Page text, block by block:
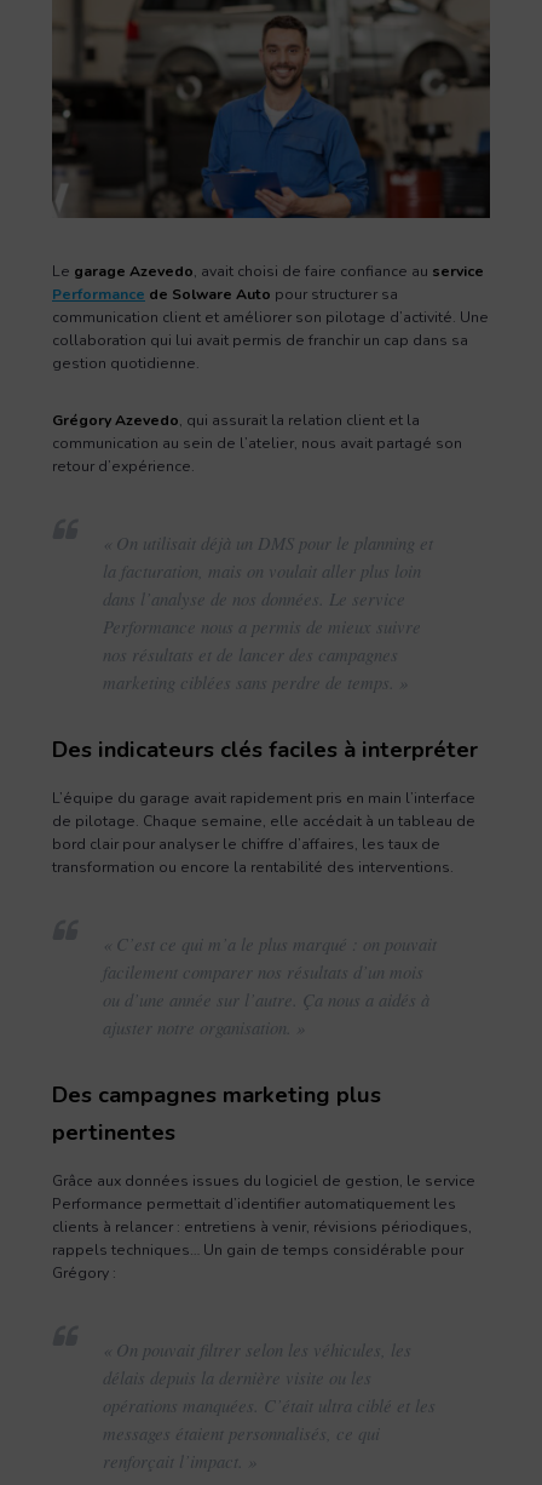
Le garage Azevedo, avait choisi de faire confiance au service
Performance de Solware Auto pour structurer sa
communication client et améliorer son pilotage d’activité. Une
collaboration qui lui avait permis de franchir un cap dans sa
gestion quotidienne.
Grégory Azevedo, qui assurait la relation client et la
communication au sein de l’atelier, nous avait partagé son
retour d’expérience.
« On utilisait déjà un DMS pour le planning et
la facturation, mais on voulait aller plus loin
dans l’analyse de nos données. Le service
Performance nous a permis de mieux suivre
nos résultats et de lancer des campagnes
marketing ciblées sans perdre de temps. »
Des indicateurs clés faciles à interpréter
L’équipe du garage avait rapidement pris en main l’interface
de pilotage. Chaque semaine, elle accédait à un tableau de
bord clair pour analyser le chiffre d’affaires, les taux de
transformation ou encore la rentabilité des interventions.
« C’est ce qui m’a le plus marqué : on pouvait
facilement comparer nos résultats d’un mois
ou d’une année sur l’autre. Ça nous a aidés à
ajuster notre organisation. »
Des campagnes marketing plus
pertinentes
Grâce aux données issues du logiciel de gestion, le service
Performance permettait d’identifier automatiquement les
clients à relancer : entretiens à venir, révisions périodiques,
rappels techniques… Un gain de temps considérable pour
Grégory :
« On pouvait filtrer selon les véhicules, les
délais depuis la dernière visite ou les
opérations manquées. C’était ultra ciblé et les
messages étaient personnalisés, ce qui
renforçait l’impact. »